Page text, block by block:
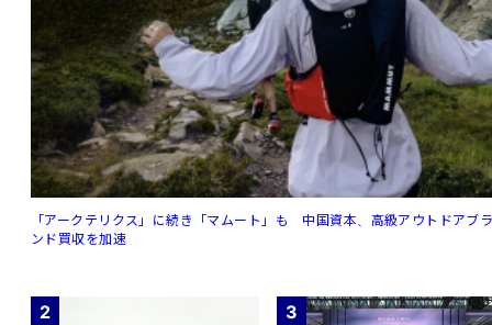
「アークテリクス」に続き「マムート」も 中国資本、高級アウトドアブ
ンド買収を加速
2 3